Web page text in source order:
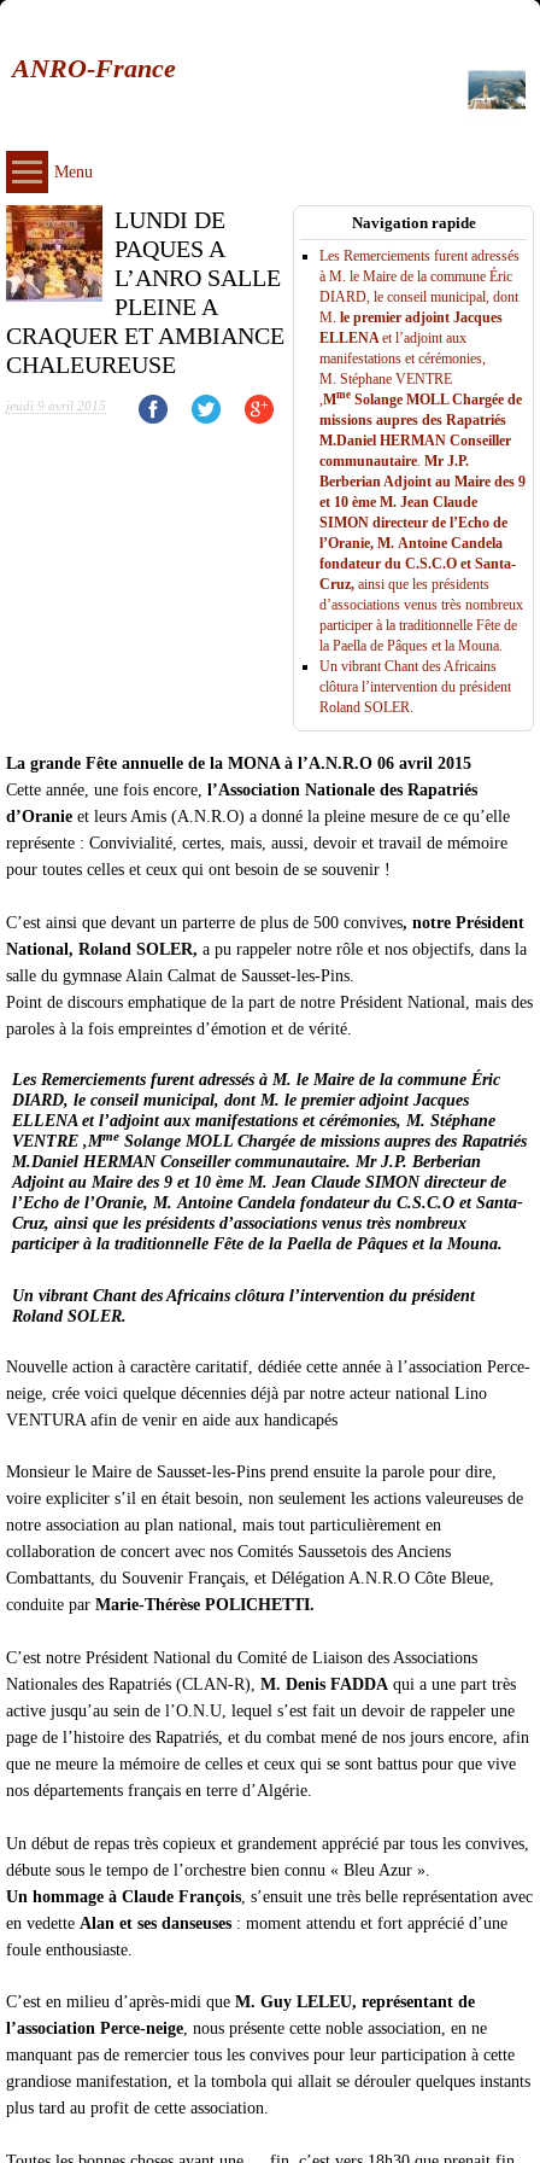
ANRO-France
Menu
Navigation rapide
Les Remerciements furent adressés
à M. le Maire de la commune Éric
DIARD, le conseil municipal, dont
M. le premier adjoint Jacques
ELLENAet l’adjoint aux
manifestations et cérémonies,
M. Stéphane VENTRE
,Mme Solange MOLL Chargée de
missions aupres des Rapatriés
M.Daniel HERMAN Conseiller
communautaire. Mr J.P.
Berberian Adjoint au Maire des 9
et 10 ème M. Jean Claude
SIMON directeur de l’Echo de
l’Oranie, M. Antoine Candela
fondateur du C.S.C.O et Santa-
Cruz, ainsi que les présidents
d’associations venus très nombreux
participer à la traditionnelle Fête de
la Paella de Pâques et la Mouna.
Un vibrant Chant des Africains
clôtura l’intervention du président
Roland SOLER.
LUNDI DE
PAQUES A
L’ANRO SALLE
PLEINE A
CRAQUER ET AMBIANCE
CHALEUREUSE
jeudi 9 avril 2015
La grande Fête annuelle de la MONA à l’A.N.R.O 06 avril 2015
Cette année, une fois encore, l’Association Nationale des Rapatriés
d’Oranie et leurs Amis (A.N.R.O) a donné la pleine mesure de ce qu’elle
représente : Convivialité, certes, mais, aussi, devoir et travail de mémoire
pour toutes celles et ceux qui ont besoin de se souvenir !
C’est ainsi que devant un parterre de plus de 500 convives, notre Président
National, Roland SOLER, a pu rappeler notre rôle et nos objectifs, dans la
salle du gymnase Alain Calmat de Sausset-les-Pins.
Point de discours emphatique de la part de notre Président National, mais des
paroles à la fois empreintes d’émotion et de vérité.
Les Remerciements furent adressés à M. le Maire de la commune Éric
DIARD, le conseil municipal, dont M. le premier adjoint Jacques
ELLENA et l’adjoint aux manifestations et cérémonies, M. Stéphane
VENTRE ,Mme Solange MOLL Chargée de missions aupres des Rapatriés
M.Daniel HERMAN Conseiller communautaire. Mr J.P. Berberian
Adjoint au Maire des 9 et 10 ème M. Jean Claude SIMON directeur de
l’Echo de l’Oranie, M. Antoine Candela fondateur du C.S.C.O et Santa-
Cruz, ainsi que les présidents d’associations venus très nombreux
participer à la traditionnelle Fête de la Paella de Pâques et la Mouna.
Un vibrant Chant des Africains clôtura l’intervention du président
Roland SOLER.
Nouvelle action à caractère caritatif, dédiée cette année à l’association Perce-
neige, crée voici quelque décennies déjà par notre acteur national Lino
VENTURA afin de venir en aide aux handicapés
Monsieur le Maire de Sausset-les-Pins prend ensuite la parole pour dire,
voire expliciter s’il en était besoin, non seulement les actions valeureuses de
notre association au plan national, mais tout particulièrement en
collaboration de concert avec nos Comités Saussetois des Anciens
Combattants, du Souvenir Français, et Délégation A.N.R.O Côte Bleue,
conduite par Marie-Thérèse POLICHETTI.
C’est notre Président National du Comité de Liaison des Associations
Nationales des Rapatriés (CLAN-R), M. Denis FADDA qui a une part très
active jusqu’au sein de l’O.N.U, lequel s’est fait un devoir de rappeler une
page de l’histoire des Rapatriés, et du combat mené de nos jours encore, afin
que ne meure la mémoire de celles et ceux qui se sont battus pour que vive
nos départements français en terre d’Algérie.
Un début de repas très copieux et grandement apprécié par tous les convives,
débute sous le tempo de l’orchestre bien connu « Bleu Azur ».
Un hommage à Claude François , s’ensuit une très belle représentation avec
en vedette Alan et ses danseuses : moment attendu et fort apprécié d’une
foule enthousiaste.
C’est en milieu d’après-midi que M. Guy LELEU, représentant de
l’association Perce-neige , nous présente cette noble association, en ne
manquant pas de remercier tous les convives pour leur participation à cette
grandiose manifestation, et la tombola qui allait se dérouler quelques instants
plus tard au profit de cette association.